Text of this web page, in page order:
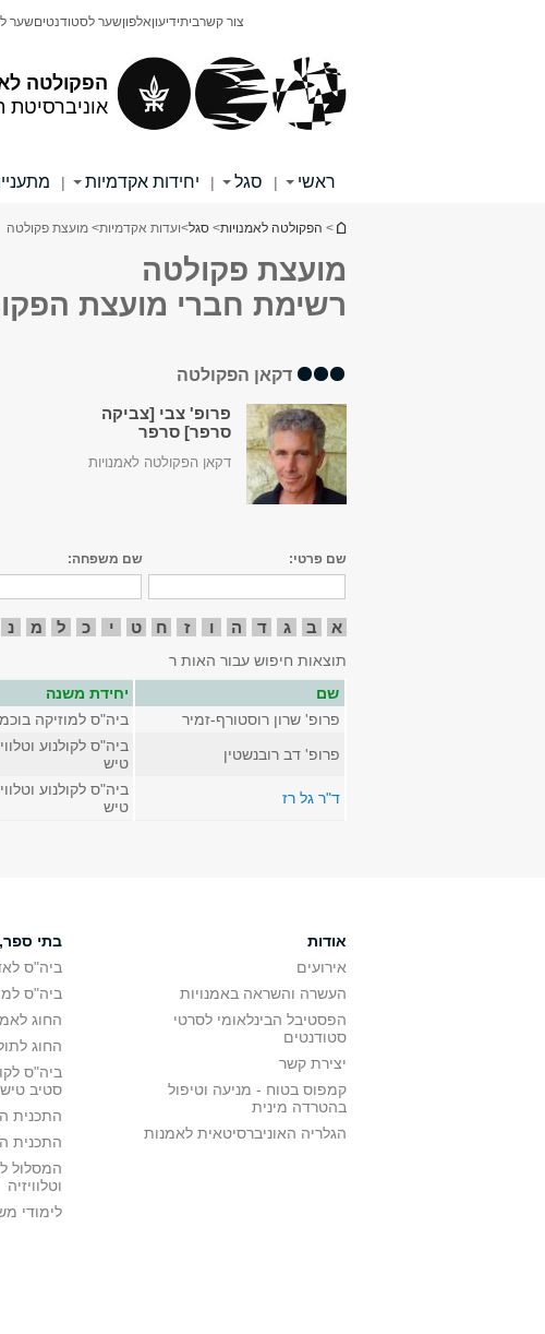
הפקולטה
אוניברסיטת
צור קשרביתידיעוןאלפוןשער לסטודנטיםשער
ראשי | סגל | יחידות אקדמיות |
הינך נמצא כאן
> הפקולטה לאמנויות> סגל>ועדות אקדמיות> מועצת פקולטה
מועצת פקולטה
רשימת חברי מועצת
דקאן הפקולטה
פרופ' צבי [צביקה
סרפר] סרפר
דקאן הפקולטה לאמנויות
שם פרטי: שם משפחה:
א ב ג ד ה ו ז ח ט י כ ל מ נ
תוצאות חיפוש עבור האות ר
שם
יחידת משנה
פרופ' שרון רוסטורף-זמיר
ביה"ס למוזיקה
פרופ' דב רובנשטין
ביה"ס לקולנוע
טיש
ד"ר גל רז
ביה"ס לקולנוע
טיש
אודות
אירועים
העשרה והשראה באמנויות
הפסטיבל הבינלאומי לסרטי
סטודנטים
יצירת קשר
קמפוס בטוח - מניעה וטיפול
בהטרדה מינית
הגלריה האוניברסיטאית לאמנות
בתי ספר,
ביה"ס
ביה"ס
החוג
החוג
ביה"ס
סטיב טיש
התכנית
התכנית
המסלול
וטלוויזיה
לימודי